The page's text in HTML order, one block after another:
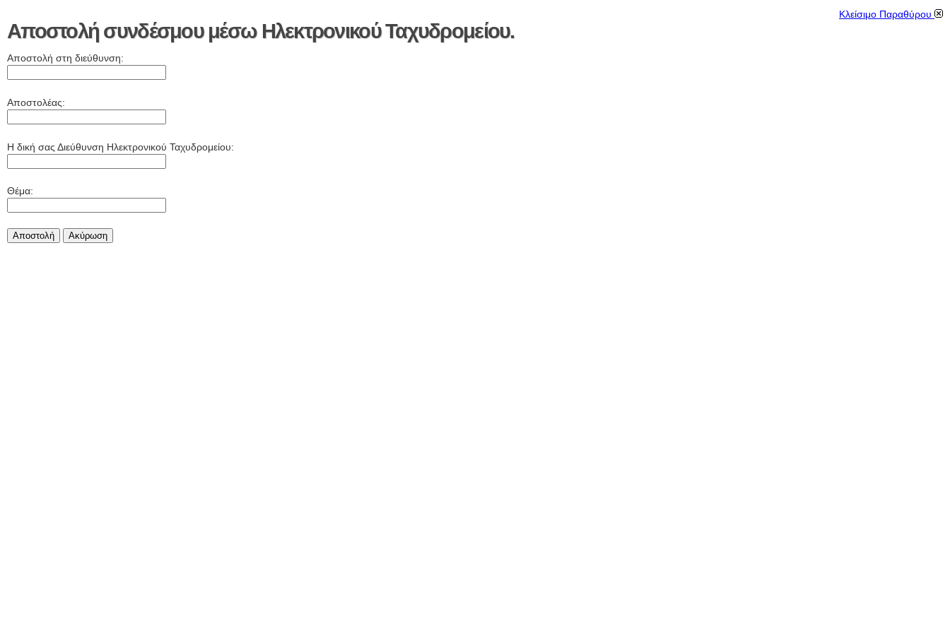
Κλείσιμο Παραθύρου
Αποστολή συνδέσμου μέσω Ηλεκτρονικού Ταχυδρομείου.
Αποστολή στη διεύθυνση:
Αποστολέας:
Η δική σας Διεύθυνση Ηλεκτρονικού Ταχυδρομείου:
Θέμα:
Αποστολή Aκύρωση